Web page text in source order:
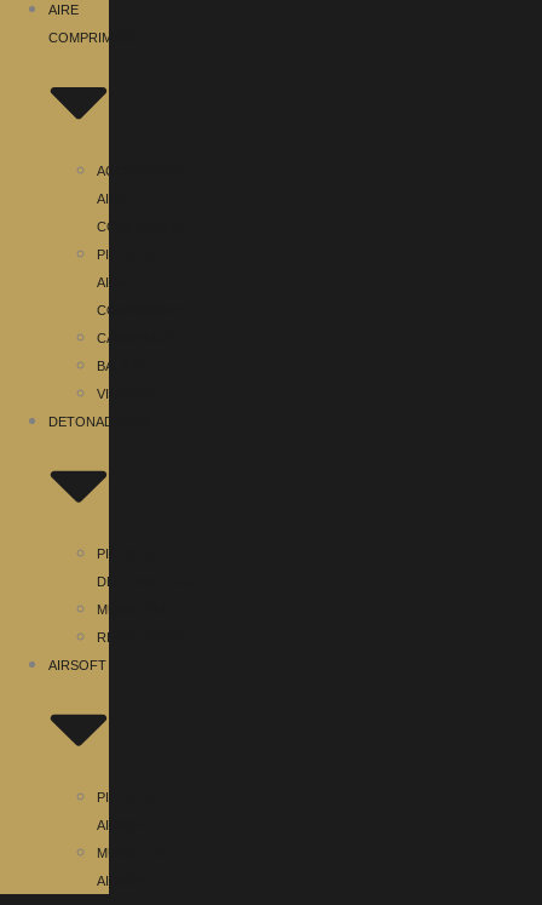
AIRE
COMPRIMIDO
ACCESORIOS
AIRE
COMPRIMIDO
PISTOLAS
AIRE
COMPRIMIDO
CARABINAS
BALINES
VISORES
DETONADORAS
PISTOLAS
DETONADORAS
MUNICIÓN
REVOLVERES
AIRSOFT
PISTOLAS
AIRSOFT
MUNICIÓN
AIRSOFT